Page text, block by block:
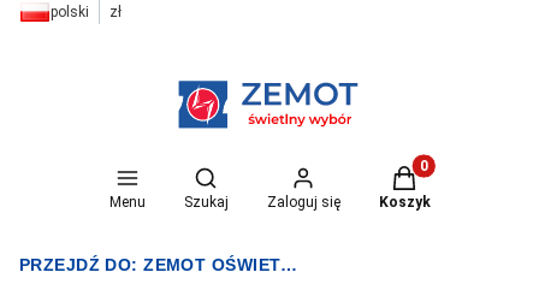
polski zł
Menu
Otwórz wyszukiwarkę
Szukaj Zaloguj się
Produkty w
Koszyk
PRZEJDŹ DO:ZEMOT OŚWIETLENIE I ELEKTRYKA